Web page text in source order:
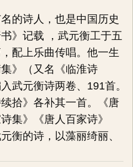
，易结著人心。顶毳落
得，云海故巢深。”韩
《奉和武相公镇蜀时咏
穆鸾凤友，何年来止兹。
角高独耸，金华焕相
。”王建作《和武门下伤
令在时禽。觅伴海山
，顾尾惜残金。憔悴不
比，韩诗稍显逊色，而
的诗人，也是中国历史
》记载 ，武元衡工于五
配上乐曲传唱。他一生
》（又名《临淮诗
武元衡诗两卷、191首。
拾》各补其一首。《唐
集》《唐人百家诗》
衡的诗，以藻丽绮丽、